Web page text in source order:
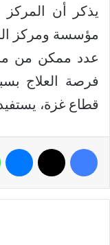
مؤسسة ومركز
عدد ممكن من
فرصة العلاج
قطاع غزة، يستفيد منها